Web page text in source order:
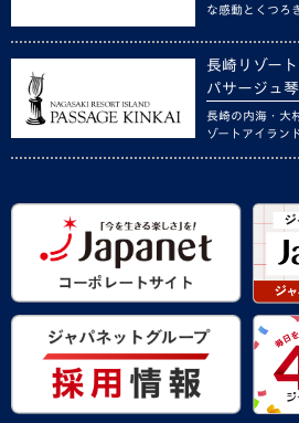
な感動とくつろ
長崎リゾー
パサージュ
長崎の内海・大
ゾートアイラン